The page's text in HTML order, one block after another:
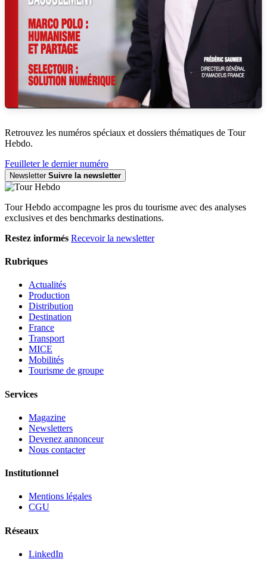
Retrouvez les numéros spéciaux et dossiers thématiques de Tour
Hebdo.
Feuilleter le dernier numéro
Newsletter Suivre la newsletter
Tour Hebdo accompagne les pros du tourisme avec des analyses
exclusives et des benchmarks destinations.
Restez informés Recevoir la newsletter
Rubriques
Actualités
Production
Distribution
Destination
France
Transport
MICE
Mobilités
Tourisme de groupe
Services
Magazine
Newsletters
Devenez annonceur
Nous contacter
Institutionnel
Mentions légales
CGU
Réseaux
LinkedIn